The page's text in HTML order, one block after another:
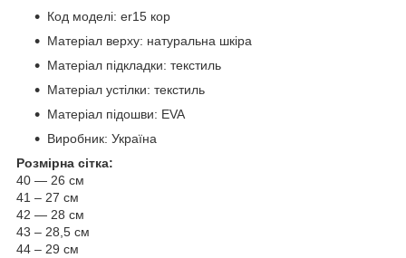
Код моделі: er15 кор
Матеріал верху: натуральна шкіра
Матеріал підкладки: текстиль
Матеріал устілки: текстиль
Матеріал підошви: EVA
Виробник: Україна
Розмірна сітка:
40 — 26 см
41 – 27 см
42 — 28 см
43 – 28,5 см
44 – 29 см